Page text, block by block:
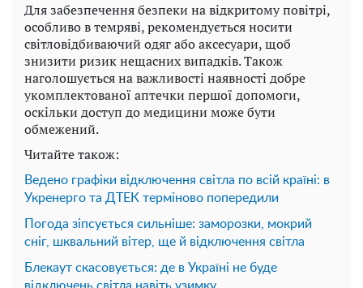
Для забезпечення безпеки на відкритому повітрі,
особливо в темряві, рекомендується носити
світловідбиваючий одяг або аксесуари, щоб
знизити ризик нещасних випадків. Також
наголошується на важливості наявності добре
укомплектованої аптечки першої допомоги,
оскільки доступ до медицини може бути
обмежений.
Читайте також:
Ведено графіки відключення світла по всій країні: в
Укренерго та ДТЕК терміново попередили
Погода зіпсується сильніше: заморозки, мокрий
сніг, шквальний вітер, ще й відключення світла
Блекаут скасовується: де в Україні не буде